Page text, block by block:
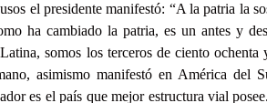
el presidente manifestó: “A la patria la
ha cambiado la patria, es un antes y
somos los terceros de ciento ochenta
asimismo manifestó en América del
es el país que mejor estructura vial